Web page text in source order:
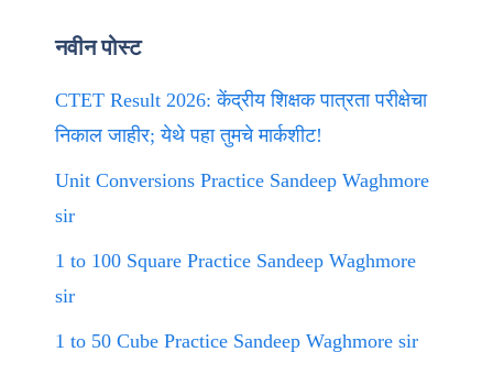
नवीन पोस्ट
CTET Result 2026: केंद्रीय शिक्षक पात्रता परीक्षेचा
निकाल जाहीर; येथे पहा तुमचे मार्कशीट!
Unit Conversions Practice Sandeep Waghmore
sir
1 to 100 Square Practice Sandeep Waghmore
sir
1 to 50 Cube Practice Sandeep Waghmore sir